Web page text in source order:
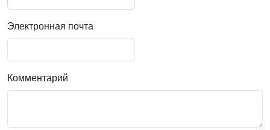
Электронная почта
Комментарий